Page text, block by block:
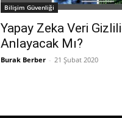
Bilişim Güvenliği
Yapay Zeka Veri
Anlayacak Mı?
Burak Berber - 21 Şubat 2020